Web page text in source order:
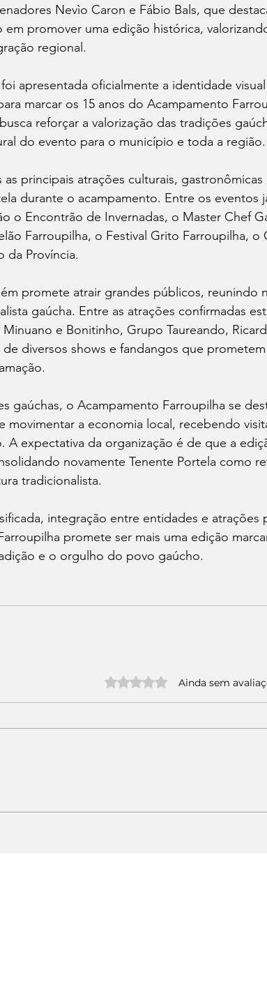
Nevìo Caron e Fábio Bals, que
promover uma edição histórica,
regional.
apresentada oficialmente a identidade
marcar os 15 anos do Acampamento
reforçar a valorização das tradições
do evento para o município e toda a região.
as principais atrações culturais,
durante o acampamento. Entre os eventos
o Encontrão de Invernadas, o Master Chef
Farroupilha, o Festival Grito Farroupilha,
da Província.
promete atrair grandes públicos, reunindo
gaúcha. Entre as atrações confirmadas
e Bonitinho, Grupo Taureando,
diversos shows e fandangos que
gaúchas, o Acampamento Farroupilha se
movimentar a economia local, recebendo
A expectativa da organização é de que a
novamente Tenente Portela como
tradicionalista.
integração entre entidades e atrações
promete ser mais uma edição
e o orgulho do povo gaúcho.
Avaliado com 0 de 5 estrelas.
Ainda sem